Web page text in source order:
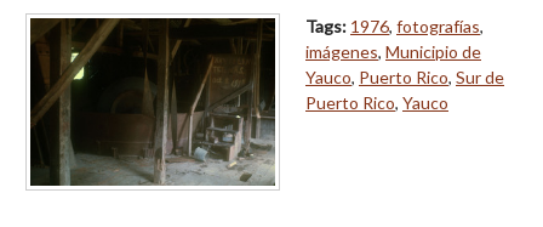
Tags: 1976, fotografías,
imágenes, Municipio de
Yauco, Puerto Rico, Sur de
Puerto Rico, Yauco